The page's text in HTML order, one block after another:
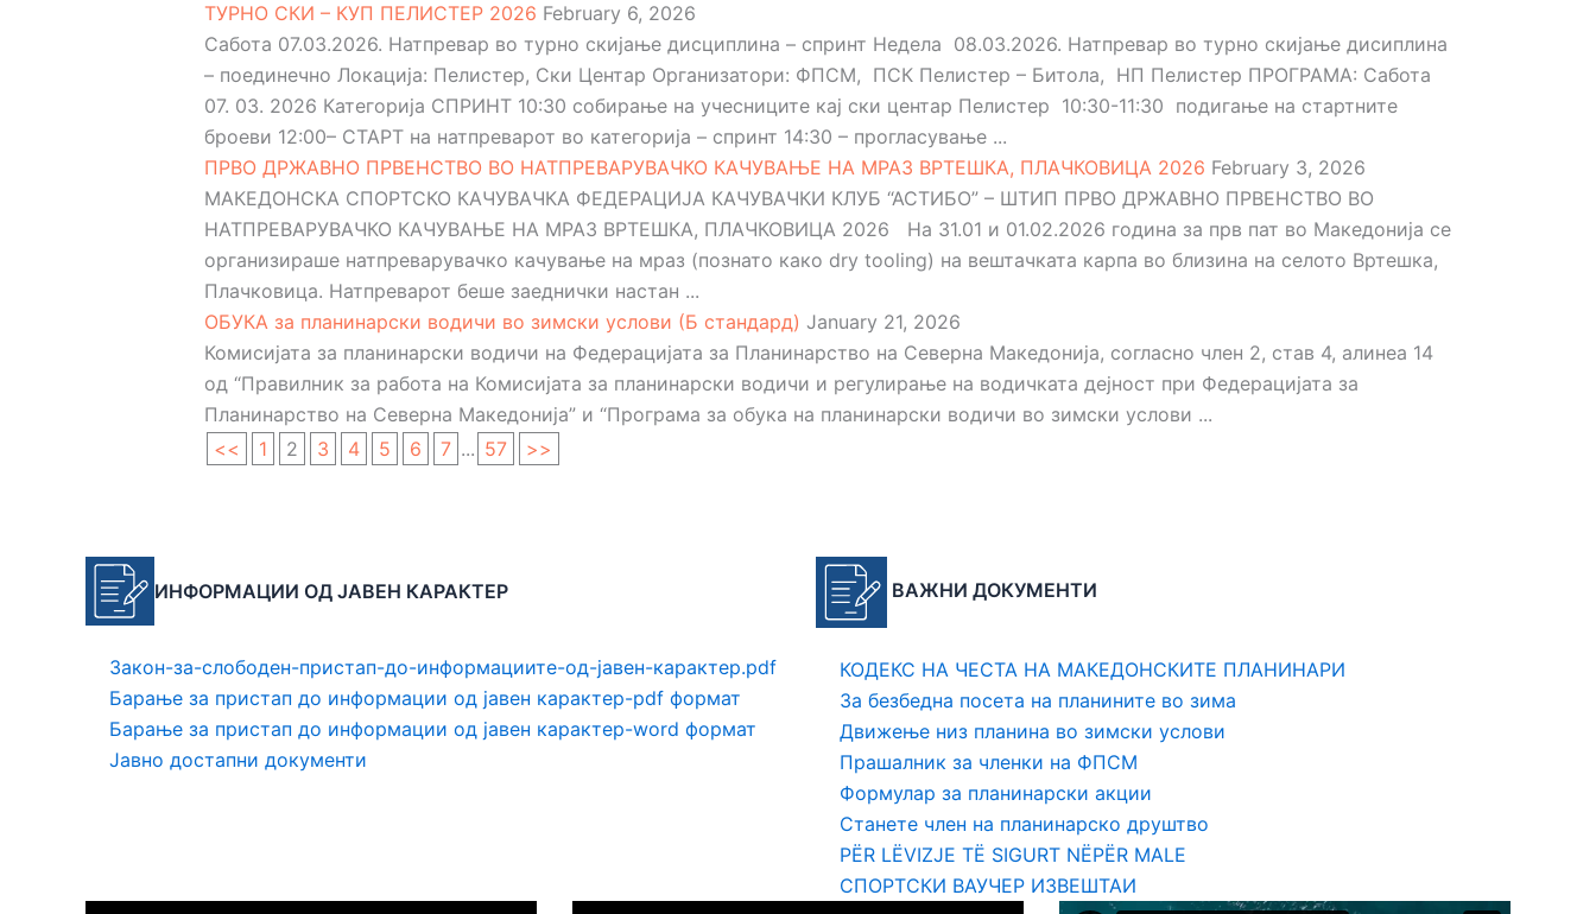
ТУРНО СКИ – КУП ПЕЛИСТЕР 2026 February 6, 2026
Сабота 07.03.2026. Натпревар во турно скијање дисциплина – спринт Недела 08.03.2026. Натпревар во турно скијање дисиплина
– поединечно Локација: Пелистер, Ски Центар Организатори: ФПСМ, ПСК Пелистер – Битола, НП Пелистер ПРОГРАМА: Сабота
07. 03. 2026 Категорија СПРИНТ 10:30 собирање на учесниците кај ски центар Пелистер 10:30-11:30 подигање на стартните
броеви 12:00– СТАРТ на натпреварот во категорија – спринт 14:30 – прогласување ...
ПРВО ДРЖАВНО ПРВЕНСТВО ВО НАТПРЕВАРУВАЧКО КАЧУВАЊЕ НА МРАЗ ВРТЕШКА, ПЛАЧКОВИЦА 2026 February 3, 2026
МАКЕДОНСКА СПОРТСКО КАЧУВАЧКА ФЕДЕРАЦИЈА КАЧУВАЧКИ КЛУБ “АСТИБО” – ШТИП ПРВО ДРЖАВНО ПРВЕНСТВО ВО
НАТПРЕВАРУВАЧКО КАЧУВАЊЕ НА МРАЗ ВРТЕШКА, ПЛАЧКОВИЦА 2026 На 31.01 и 01.02.2026 година за прв пат во Македонија се
организираше натпреварувачко качување на мраз (познато како dry tooling) на вештачката карпа во близина на селото Вртешка,
Плачковица. Натпреварот беше заеднички настан ...
ОБУКА за планинарски водичи во зимски услови (Б стандард) January 21, 2026
Комисијата за планинарски водичи на Федерацијата за Планинарство на Северна Македонија, согласно член 2, став 4, алинеа 14
од “Правилник за работа на Комисијата за планинарски водичи и регулирање на водичката дејност при Федерацијата за
Планинарство на Северна Македонија” и “Програма за обука на планинарски водичи во зимски услови ...
<<
1 2 3 4 5 6 7 ... 57 >>
ИНФОРМАЦИИ ОД ЈАВЕН КАРАКТЕР
Закон-за-слободен-пристап-до-информациите-од-јавен-карактер.pdf
Барање за пристап до информации од јавен карактер-pdf формат
Барање за пристап до информации од јавен карактер-word формат
Јавно достапни документи
ВАЖНИ ДОКУМЕНТИ
КОДЕКС НА ЧЕСТА НА МАКЕДОНСКИТЕ ПЛАНИНАРИ
За безбедна посета на планините во зима
Движење низ планина во зимски услови
Прашалник за членки на ФПСМ
Формулар за планинарски акции
Станете член на планинарско друштво
PËR LËVIZJE TË SIGURT NËPËR MALE
СПОРТСКИ ВАУЧЕР ИЗВЕШТАИ